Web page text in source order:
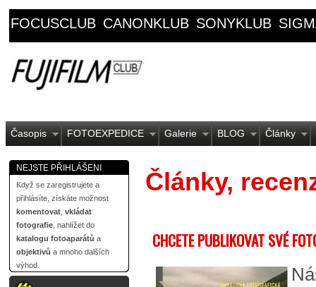
FOCUSCLUB CANONKLUB SONYKLUB
Časopis FOTOEXPEDICE Galerie BLOG Články
NEJSTE PŘIHLÁŠENI
Když se zaregistrujete a
přihlásíte, získáte možnost
komentovat vkládat
fotografie , nahlížet do
katalogu fotoaparátů a
objektivů a mnoho dalších
výhod.
Články,
CHCETE PUBLIKOVAT SVÉ